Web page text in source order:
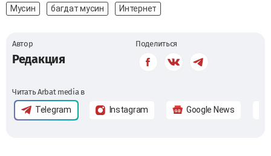
Мусин багдат мусин Интернет
Автор
Редакция
Поделиться
Читать Arbat media в
Telegram Instagram Google News